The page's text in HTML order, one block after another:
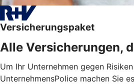
Versicherungspaket
Alle Versicherungen,
Um Ihr Unternehmen gegen
UnternehmensPolice machen Sie